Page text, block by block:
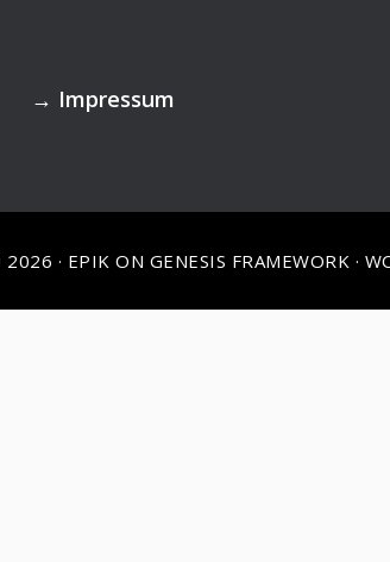
→ Impressum
· EPIK ON GENESIS FRAMEWORK ·